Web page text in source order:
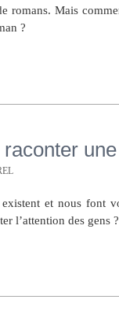
romans. Mais
?
et nous font
l’attention des gens ?